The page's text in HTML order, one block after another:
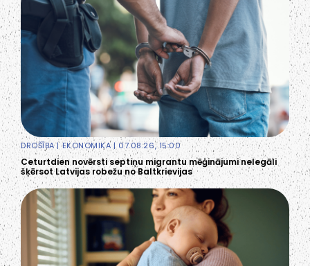
DROŠĪBA|EKONOMIKA| 07.08.26, 15:00
Ceturtdien novērsti septiņu migrantu mēģinājumi nelegāli
šķērsot Latvijas robežu no Baltkrievijas